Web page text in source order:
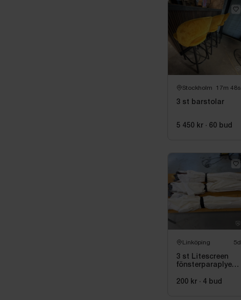
Stockholm 17m 47s
3 st barstolar
5 450 kr · 60 bud
Linköping 5d
3 st Litescreen
fönsterparaplyer,
200 kr · 4 bud